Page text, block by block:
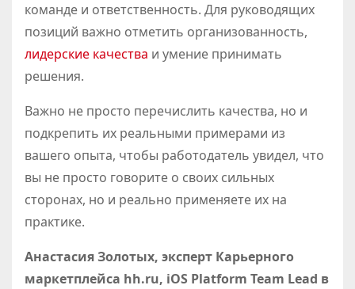
команде и ответственность. Для руководящих
позиций важно отметить организованность,
лидерские качества и умение принимать
решения.
Важно не просто перечислить качества, но и
подкрепить их реальными примерами из
вашего опыта, чтобы работодатель увидел, что
вы не просто говорите о своих сильных
сторонах, но и реально применяете их на
практике.
Анастасия Золотых, эксперт Карьерного
маркетплейса hh.ru, iOS Platform Team Lead в